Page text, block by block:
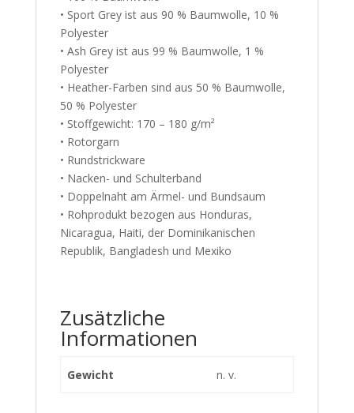
• Sport Grey ist aus 90 % Baumwolle, 10 %
Polyester
• Ash Grey ist aus 99 % Baumwolle, 1 %
Polyester
• Heather-Farben sind aus 50 % Baumwolle,
50 % Polyester
• Stoffgewicht: 170 – 180 g/m²
• Rotorgarn
• Rundstrickware
• Nacken- und Schulterband
• Doppelnaht am Ärmel- und Bundsaum
• Rohprodukt bezogen aus Honduras,
Nicaragua, Haiti, der Dominikanischen
Republik, Bangladesh und Mexiko
Zusätzliche
Informationen
Gewicht n. v.